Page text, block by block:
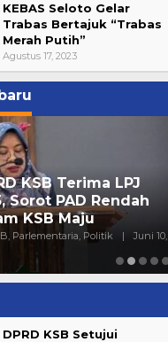
KEBAS Seloto Gelar
Trabas Bertajuk “Trabas
Merah Putih”
Agustus 17, 2023
KSB Terima LPJ
Sorot PAD Rendah
KSB Maju
Parlementaria, Politik |
Juni 10,
DPRD KSB Setujui